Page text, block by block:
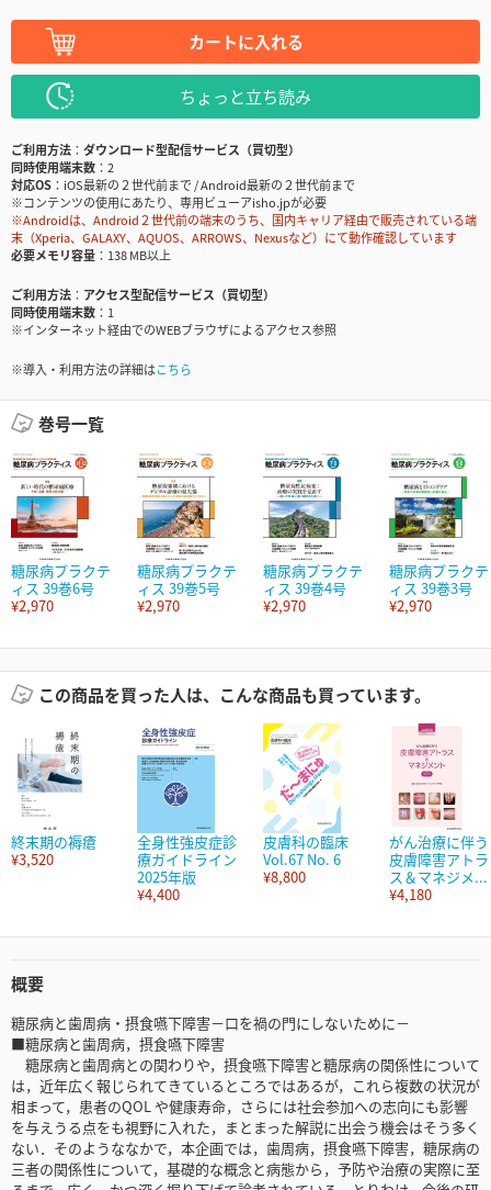
カートに入れる
ちょっと立ち読み
ご利用方法
ダウンロード型配信サービス（買切型）
同時使用端末数
2
対応OS
iOS最新の２世代前まで / Android最新の２世代前まで
※コンテンツの使用にあたり、専用ビューアisho.jpが必要
※Androidは、Android２世代前の端末のうち、国内キャリア経由で販売されている端
末（Xperia、GALAXY、AQUOS、ARROWS、Nexusなど）にて動作確認しています
必要メモリ容量
138 MB以上
ご利用方法
アクセス型配信サービス（買切型）
同時使用端末数
1
※インターネット経由でのWEBブラウザによるアクセス参照
※導入・利用方法の詳細はこちら
巻号一覧
糖尿病プラクテ
ィス 39巻6号
¥2,970
糖尿病プラクテ
ィス 39巻5号
¥2,970
糖尿病プラクテ
ィス 39巻4号
¥2,970
糖尿病プラクテ
ィス 39巻3号
¥2,970
この商品を買った人は、こんな商品も買っています。
終末期の褥瘡
¥3,520
全身性強皮症診
療ガイドライン
2025年版
¥4,400
皮膚科の臨床
Vol.67 No. 6
¥8,800
がん治療に伴う
皮膚障害アトラ
ス＆マネジメ...
¥4,180
概要
糖尿病と歯周病・摂食嚥下障害－口を禍の門にしないために－
■糖尿病と歯周病，摂食嚥下障害
糖尿病と歯周病との関わりや，摂食嚥下障害と糖尿病の関係性について
は，近年広く報じられてきているところではあるが，これら複数の状況が
相まって，患者のQOL や健康寿命，さらには社会参加への志向にも影響
を与えうる点をも視野に入れた，まとまった解説に出会う機会はそう多く
ない．そのようななかで，本企画では，歯周病，摂食嚥下障害，糖尿病の
三者の関係性について，基礎的な概念と病態から，予防や治療の実際に至